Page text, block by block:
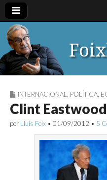
INTERNACIONAL POLÍTICA
Clint
por Lluís Foix • 01/09/2012 • 5